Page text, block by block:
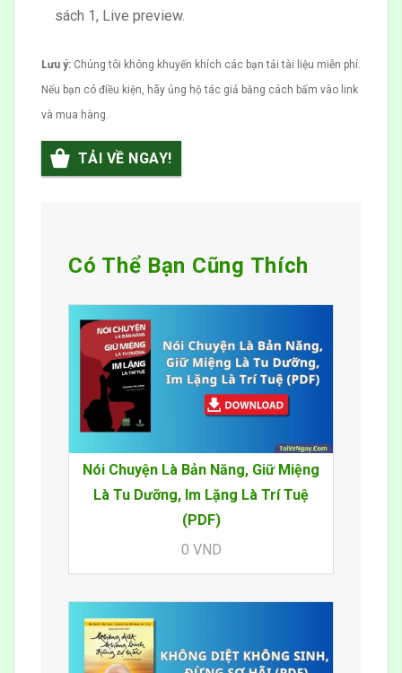
sách 1, Live preview.
Lưu ý: Chúng tôi không khuyến khích các bạn tải tài liệu miễn phí.
Nếu bạn có điều kiện, hãy ủng hộ tác giả bằng cách bấm vào link
và mua hàng.
TẢI VỀ NGAY!
Có Thể Bạn Cũng Thích
Nói Chuyện Là Bản Năng, Giữ Miệng
Là Tu Dưỡng, Im Lặng Là Trí Tuệ
(PDF)
0 VND